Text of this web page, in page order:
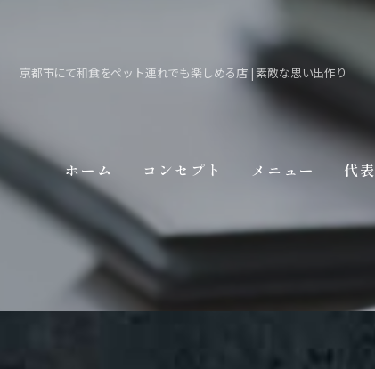
京都市にて和食をペット連れでも楽しめる店 | 素敵な思い出作り
ホーム コンセプト メニュー
ギャラリー
代